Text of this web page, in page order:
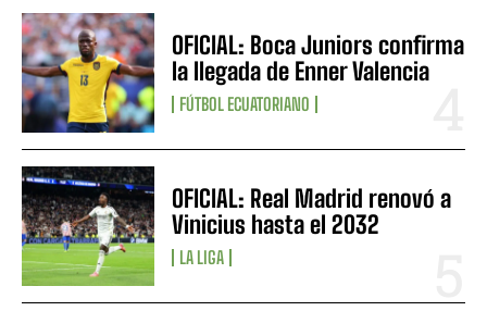
OFICIAL: Boca Juniors confirma
la llegada de Enner Valencia
FÚTBOL ECUATORIANO
OFICIAL: Real Madrid renovó a
Vinicius hasta el 2032
LA LIGA